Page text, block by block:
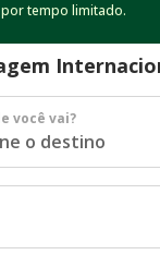
tempo limitado.
você vai?